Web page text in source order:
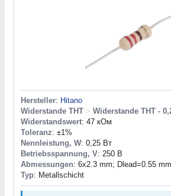
Hersteller: Hitano
Widerstande THT > Widerstande THT -
Widerstandswert: 47 кОм
Toleranz: ±1%
Nennleistung, W: 0,25 Вт
Betriebsspannung, V: 250 В
Abmessungen: 6x2.3 mm; Dlead=0.55 mm
Typ: Metallschicht